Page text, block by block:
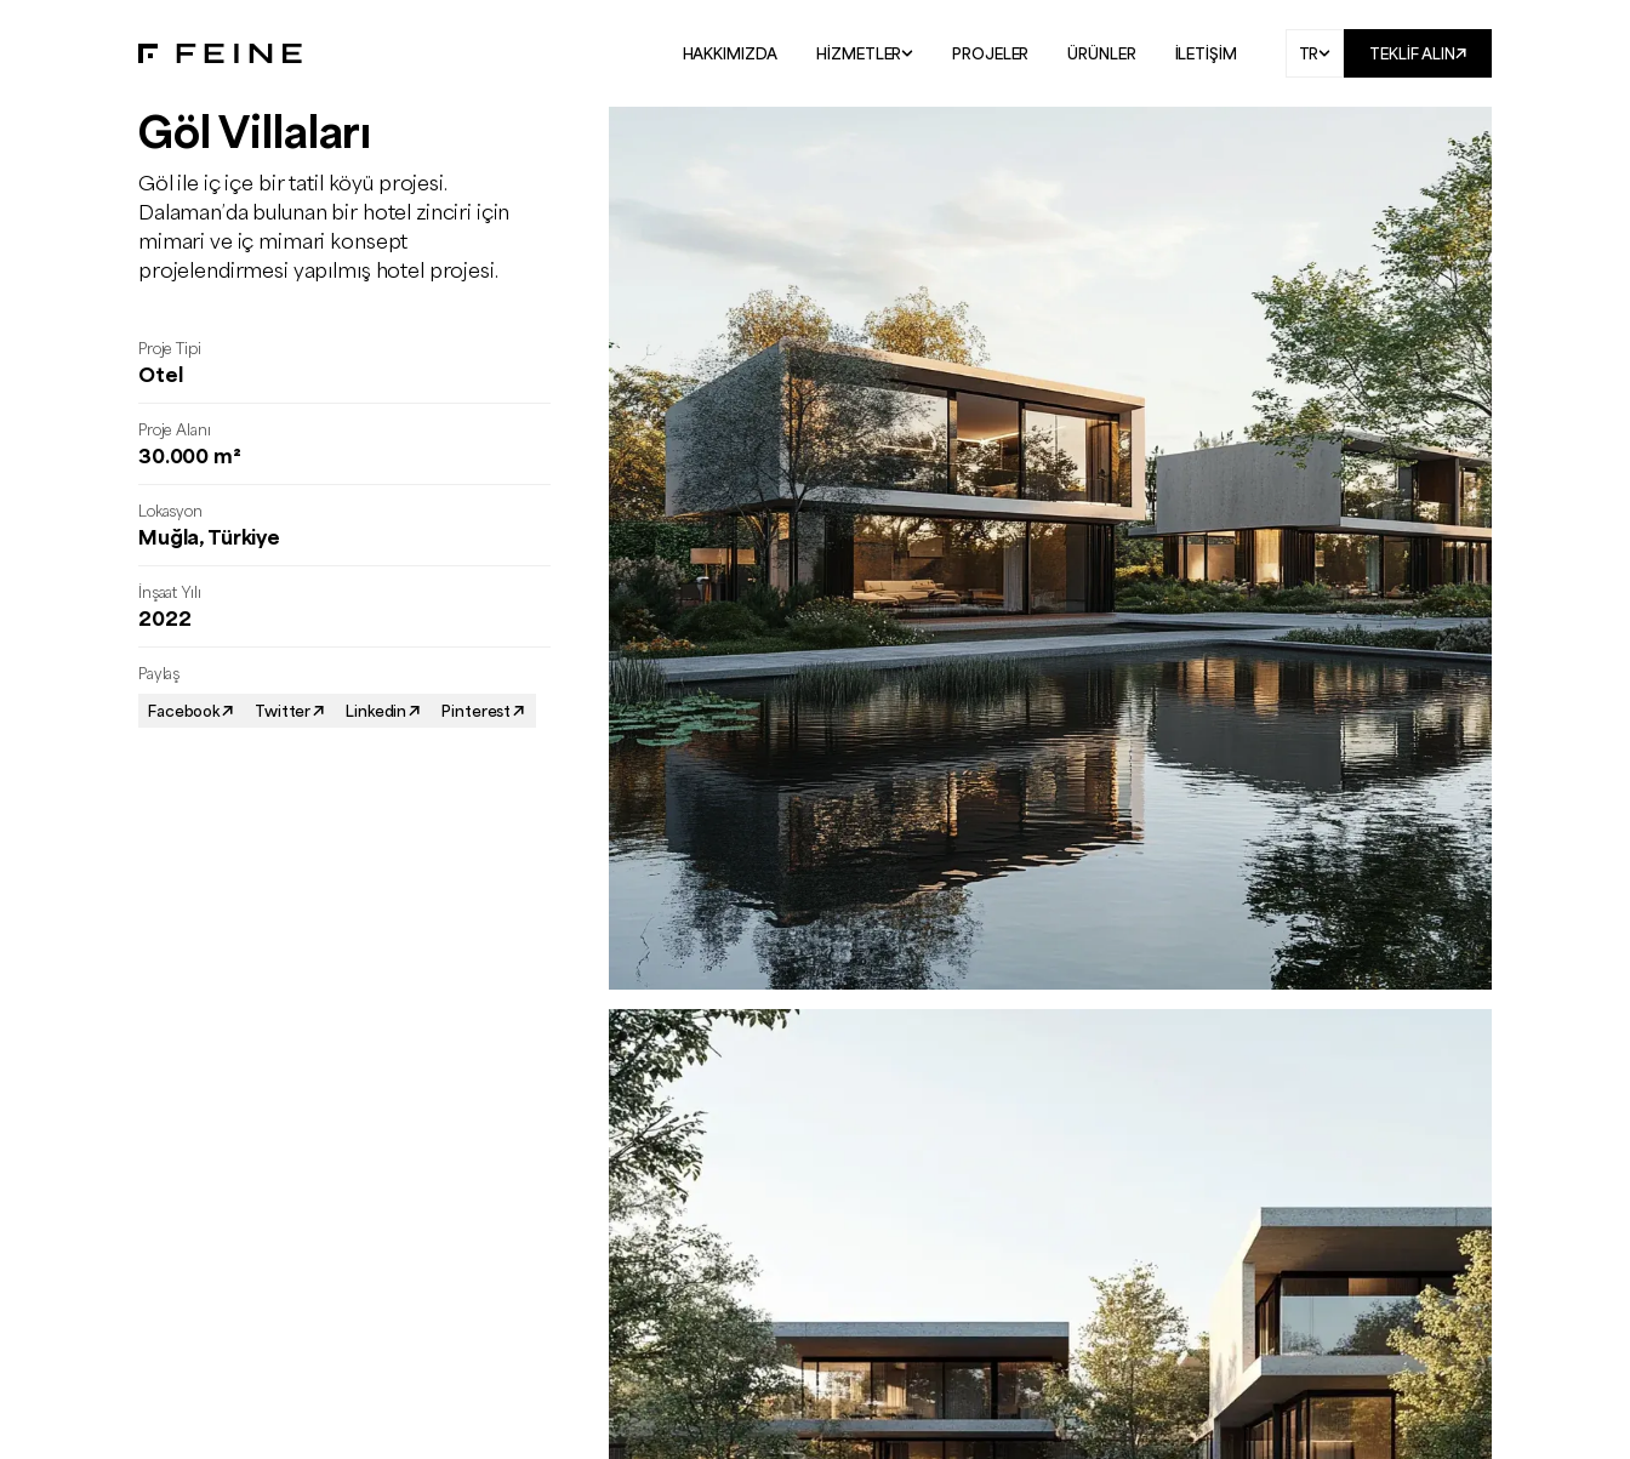
HAKKIMIZDA HİZMETLER PROJELER ÜRÜNLER İLETİŞİM TR TEKLIF ALIN
Göl Villaları
Göl ile iç içe bir tatil köyü projesi.
Dalaman’da bulunan bir hotel zinciri için
mimari ve iç mimari konsept
projelendirmesi yapılmış hotel projesi.
Proje Tipi
Otel
Proje Alanı
30.000 m²
Lokasyon
Muğla, Türkiye
İnşaat Yılı
2022
Paylaş
Facebook
Twitter Linkedin Pinterest